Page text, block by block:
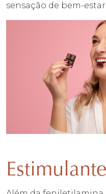
sensação de bem-